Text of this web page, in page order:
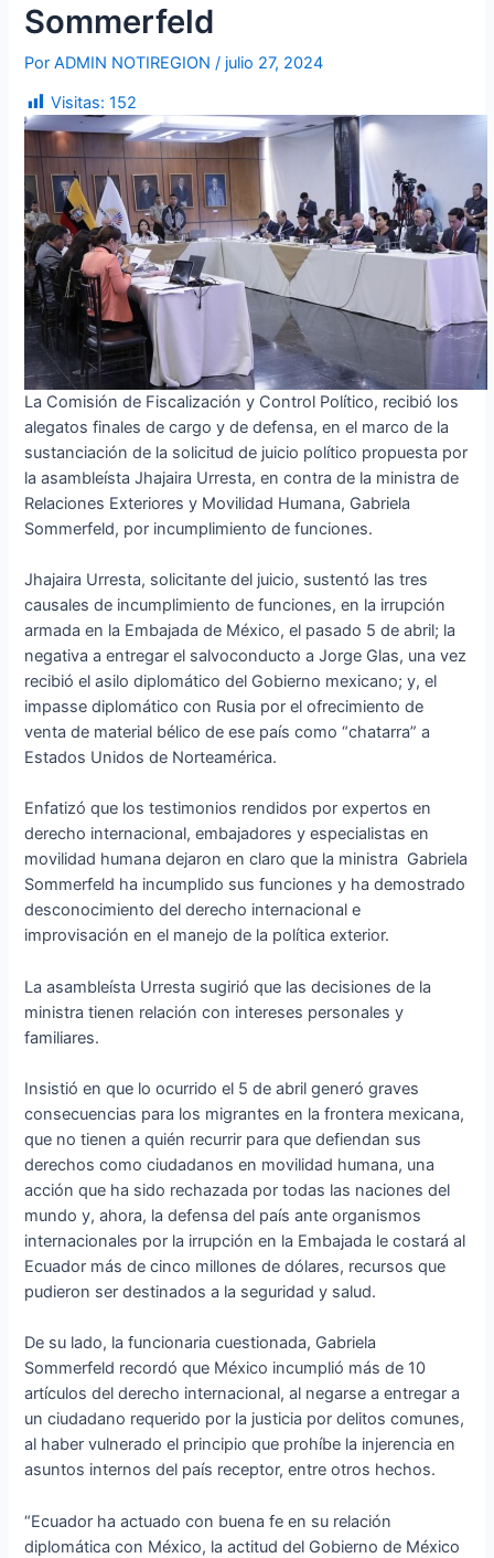
Sommerfeld
PorADMIN NOTIREGION/ julio 27, 2024
Visitas: 152
La Comisión de Fiscalización y Control Político, recibió los
alegatos finales de cargo y de defensa, en el marco de la
sustanciación de la solicitud de juicio político propuesta por
la asambleísta Jhajaira Urresta, en contra de la ministra de
Relaciones Exteriores y Movilidad Humana, Gabriela
Sommerfeld, por incumplimiento de funciones.
Jhajaira Urresta, solicitante del juicio, sustentó las tres
causales de incumplimiento de funciones, en la irrupción
armada en la Embajada de México, el pasado 5 de abril; la
negativa a entregar el salvoconducto a Jorge Glas, una vez
recibió el asilo diplomático del Gobierno mexicano; y, el
impasse diplomático con Rusia por el ofrecimiento de
venta de material bélico de ese país como “chatarra” a
Estados Unidos de Norteamérica.
Enfatizó que los testimonios rendidos por expertos en
derecho internacional, embajadores y especialistas en
movilidad humana dejaron en claro que la ministra Gabriela
Sommerfeld ha incumplido sus funciones y ha demostrado
desconocimiento del derecho internacional e
improvisación en el manejo de la política exterior.
La asambleísta Urresta sugirió que las decisiones de la
ministra tienen relación con intereses personales y
familiares.
Insistió en que lo ocurrido el 5 de abril generó graves
consecuencias para los migrantes en la frontera mexicana,
que no tienen a quién recurrir para que defiendan sus
derechos como ciudadanos en movilidad humana, una
acción que ha sido rechazada por todas las naciones del
mundo y, ahora, la defensa del país ante organismos
internacionales por la irrupción en la Embajada le costará al
Ecuador más de cinco millones de dólares, recursos que
pudieron ser destinados a la seguridad y salud.
De su lado, la funcionaria cuestionada, Gabriela
Sommerfeld recordó que México incumplió más de 10
artículos del derecho internacional, al negarse a entregar a
un ciudadano requerido por la justicia por delitos comunes,
al haber vulnerado el principio que prohíbe la injerencia en
asuntos internos del país receptor, entre otros hechos.
“Ecuador ha actuado con buena fe en su relación
diplomática con México, la actitud del Gobierno de México